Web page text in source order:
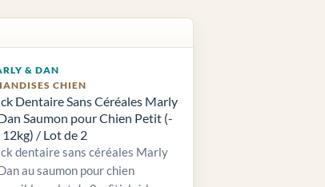
& DAN
CHIEN
Dentaire Sans Céréales Marly
Saumon pour Chien Petit (-
12kg) / Lot de 2
dentaire sans céréales Marly
au saumon pour chien